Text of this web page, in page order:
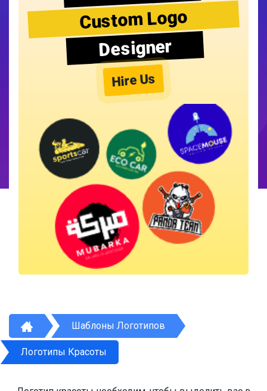
Custom Logo
Designer
Hire Us
Шаблоны Логотипов
Логотипы Красоты